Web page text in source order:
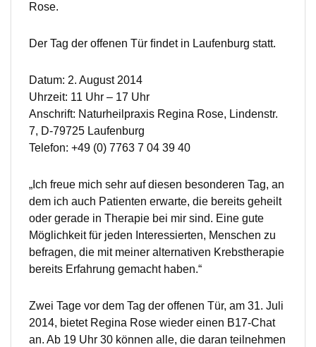
Rose.
Der Tag der offenen Tür ﬁndet in Laufenburg statt.
Datum: 2. August 2014
Uhrzeit: 11 Uhr – 17 Uhr
Anschrift: Naturheilpraxis Regina Rose, Lindenstr.
7, D-79725 Laufenburg
Telefon: +49 (0) 7763 7 04 39 40
„Ich freue mich sehr auf diesen besonderen Tag, an
dem ich auch Patienten erwarte, die bereits geheilt
oder gerade in Therapie bei mir sind. Eine gute
Möglichkeit für jeden Interessierten, Menschen zu
befragen, die mit meiner alternativen Krebstherapie
bereits Erfahrung gemacht haben.“
Zwei Tage vor dem Tag der offenen Tür, am 31. Juli
2014, bietet Regina Rose wieder einen B17-Chat
an. Ab 19 Uhr 30 können alle, die daran teilnehmen